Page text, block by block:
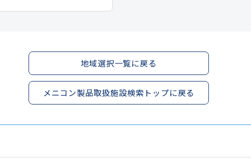
地域選択一覧に戻る
メニコン製品取扱施設検索トップに戻る